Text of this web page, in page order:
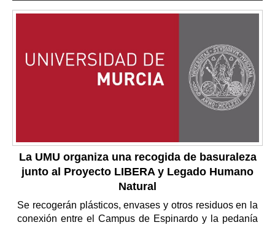
La UMU organiza una recogida de basuraleza
junto al Proyecto LIBERA y Legado Humano
Natural
Se recogerán plásticos, envases y otros residuos en la
conexión entre el Campus de Espinardo y la pedanía